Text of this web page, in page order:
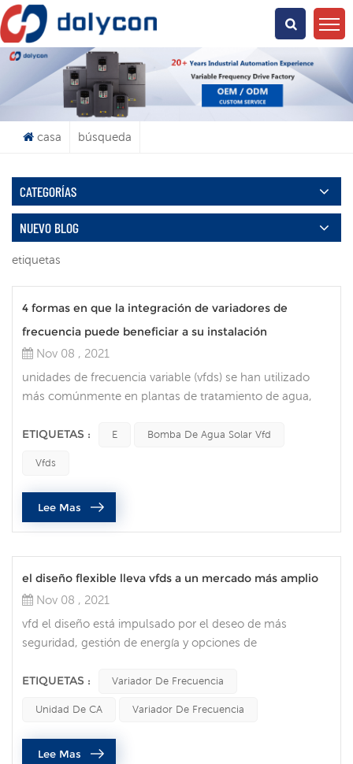
¿Qué Buscas?
casa búsqueda
CATEGORÍAS
NUEVO BLOG
etiquetas
4 formas en que la integración de variadores de
frecuencia puede beneficiar a su instalación
Nov 08 , 2021
unidades de frecuencia variable (vfds) se han utilizado
más comúnmente en plantas de tratamiento de agua,
los últimos años, han ganado popularidad en muchas
beneficios., que incluyen optimización de procesos,
mayor vida útil del motor, ahorr...
ETIQUETAS : E Bomba De Agua Solar Vfd
Vfds
Lee Mas
el diseño flexible lleva vfds a un mercado más amplio
Nov 08 , 2021
vfd el diseño está impulsado por el deseo de más
seguridad, gestión de energía y opciones de
vfds las tendencias del mercado que impulsan el
identificadas, la seguridad, la gestión de la energía y la
flexibilidad del diseño son vitales. l...
ETIQUETAS : Variador De Frecuencia
Unidad De CA Variador De Frecuencia
Lee Mas